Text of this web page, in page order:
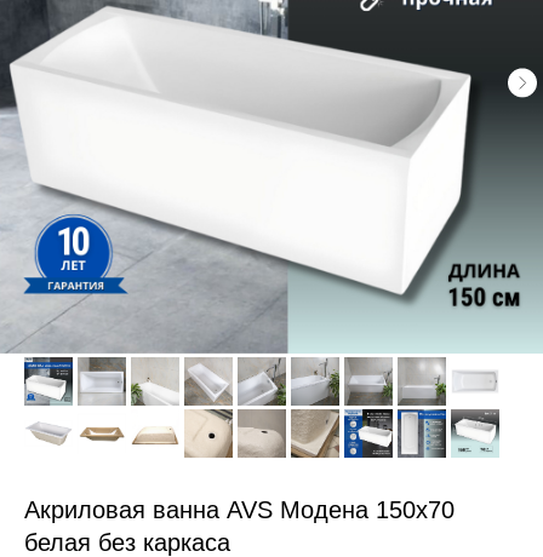
Акриловая ванна AVS Модена 150x70
белая без каркаса